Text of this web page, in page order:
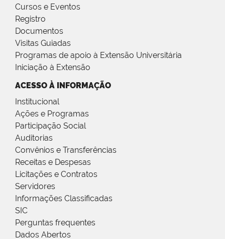
Cursos e Eventos
Registro
Documentos
Visitas Guiadas
Programas de apoio à Extensão Universitária
Iniciação à Extensão
ACESSO À INFORMAÇÃO
Institucional
Ações e Programas
Participação Social
Auditorias
Convênios e Transferências
Receitas e Despesas
Licitações e Contratos
Servidores
Informações Classificadas
SIC
Perguntas frequentes
Dados Abertos